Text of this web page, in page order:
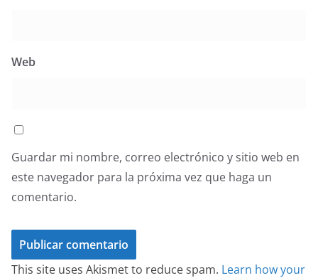
Web
Guardar mi nombre, correo electrónico y sitio web en
este navegador para la próxima vez que haga un
comentario.
This site uses Akismet to reduce spam. Learn how your